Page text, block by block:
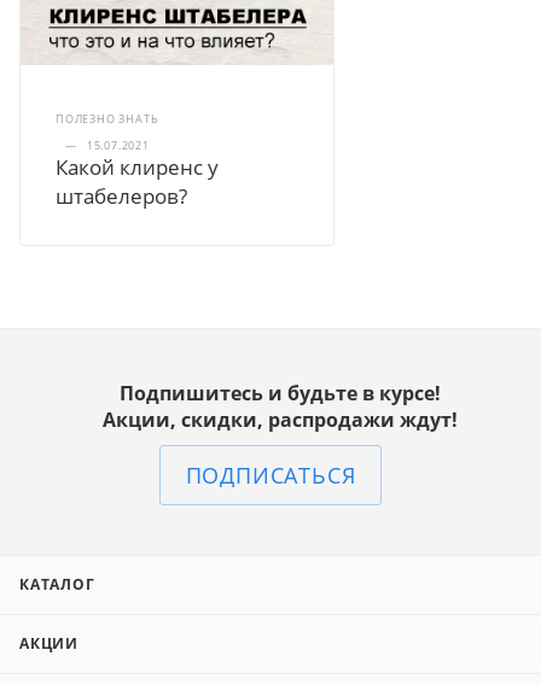
ПОЛЕЗНО ЗНАТЬ
—
15.07.2021
Какой клиренс у
штабелеров?
Подпишитесь и будьте в курсе!
Акции, скидки, распродажи ждут!
ПОДПИСАТЬСЯ
КАТАЛОГ
АКЦИИ